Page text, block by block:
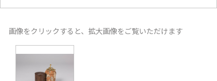
画像をクリックすると、拡大画像をご覧いただけます